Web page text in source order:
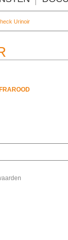
Urinoir